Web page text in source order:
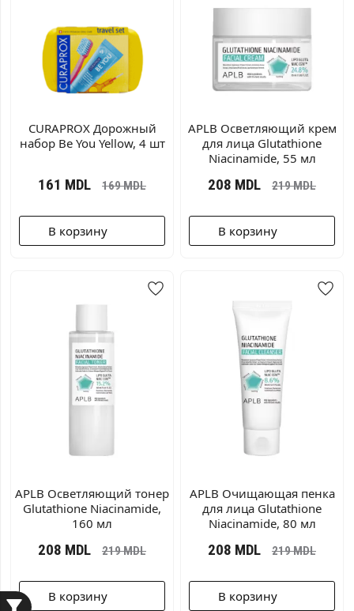
CURAPROX Дорожный
набор Be You Yellow, 4 шт
161 MDL 169MDL
В корзину
APLB Осветляющий крем
для лица Glutathione
Niacinamide, 55 мл
208 MDL 219MDL
В корзину
APLB Осветляющий тонер
Glutathione Niacinamide,
160 мл
208 MDL 219MDL
В корзину
APLB Очищающая пенка
для лица Glutathione
Niacinamide, 80 мл
208 MDL 219MDL
В корзину